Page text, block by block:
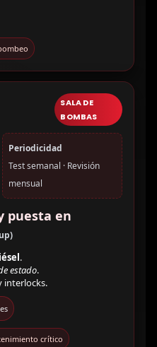
SALA DE
BOMBAS
Periodicidad
Test semanal · Revisión
mensual
puesta en
.
estado.
interlocks.
crítico